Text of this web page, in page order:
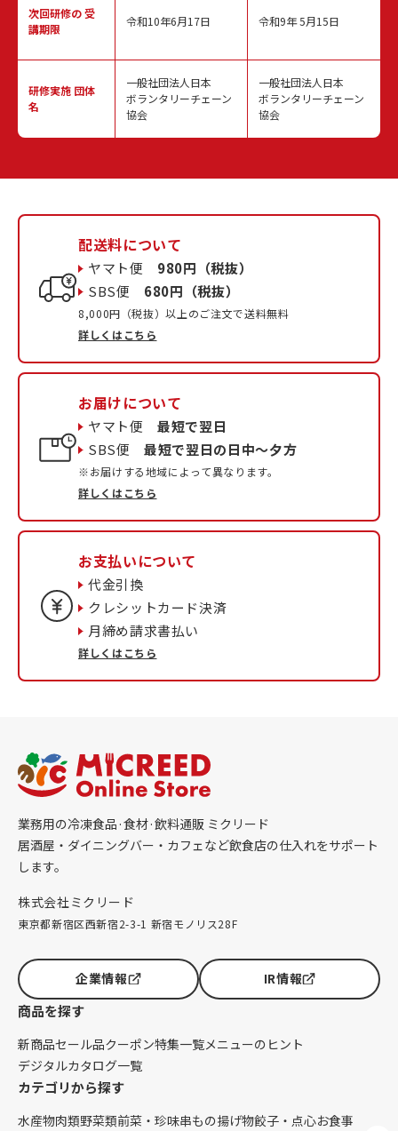
次回研修の受
講期限
研修実施 団体
名
令和10年6月17日
一般社団法人日本
ボランタリーチェーン
協会
令和9年 5月15日
一般社団法人日本
ボランタリーチェーン
協会
配送料について
ヤマト便 980円（税抜）
SBS便 680円（税抜）
8,000円（税抜）以上のご注文で送料無料
詳しくはこちら
お届けについて
ヤマト便最短で翌日
SBS便最短で翌日の日中〜夕方
※お届けする地域によって異なります。
詳しくはこちら
お支払いについて
代金引換
クレシットカード決済
月締め請求書払い
詳しくはこちら
業務用の冷凍食品·食材·飲料通販 ミクリード
居酒屋・ダイニングバー・カフェなど飲食店の仕入れをサポート
します。
株式会社ミクリード
東京都新宿区西新宿2-3-1 新宿モノリス28F
企業情報 IR情報
商品を探す
新商品セール品クーポン特集一覧メニューのヒント
デジタルカタログ一覧
カテゴリから探す
水産物肉類野菜類前菜・珍味串もの揚げ物餃子・点心お食事